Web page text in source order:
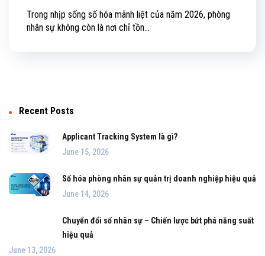
Trong nhịp sống số hóa mãnh liệt của năm 2026, phòng
nhân sự không còn là nơi chỉ tồn...
Recent Posts
Applicant Tracking System là gì?
June 15, 2026
Số hóa phòng nhân sự quản trị doanh nghiệp hiệu quả
June 14, 2026
Chuyển đổi số nhân sự – Chiến lược bứt phá năng suất
hiệu quả
June 13, 2026